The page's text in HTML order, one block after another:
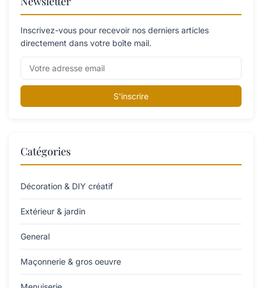
Inscrivez-vous pour recevoir nos derniers articles
directement dans votre boîte mail.
S'inscrire
Catégories
Décoration & DIY créatif
Extérieur & jardin
General
Maçonnerie & gros oeuvre